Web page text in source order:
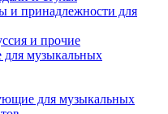
и принадлежности для
и прочие
музыкальных
для музыкальных